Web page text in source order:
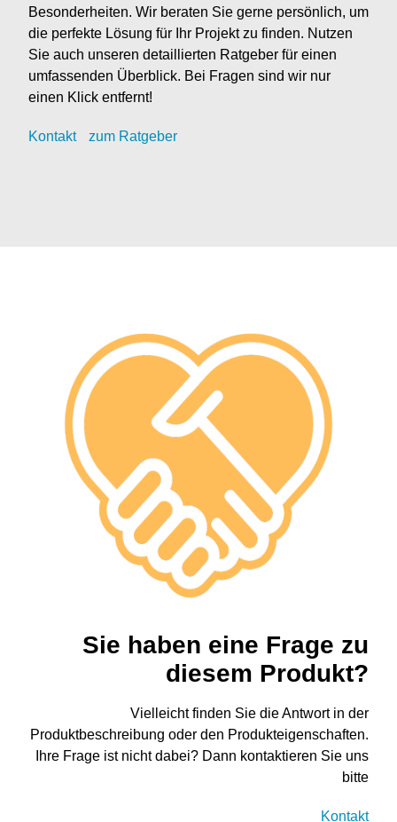
Besonderheiten. Wir beraten Sie gerne persönlich, um
die perfekte Lösung für Ihr Projekt zu finden. Nutzen
Sie auch unseren detaillierten Ratgeber für einen
umfassenden Überblick. Bei Fragen sind wir nur
einen Klick entfernt!
Kontakt zum Ratgeber
Sie haben eine Frage zu
diesem Produkt?
Vielleicht finden Sie die Antwort in der
Produktbeschreibung oder den Produkteigenschaften.
Ihre Frage ist nicht dabei? Dann kontaktieren Sie uns
bitte
Kontakt